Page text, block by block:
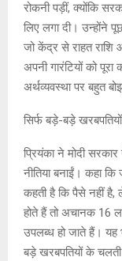
रोकनी पड़ीं, क्योंकि
लिए लगा दी। उन्होंने
जो केंद्र से राहत राशि
अपनी गारंटियों को
अर्थव्यवस्था पर बहुत
सिर्फ बड़े-बड़े
प्रियंका ने मोदी
नीतिया बनाईं। कहा
कहती है कि पैसे नहीं
होते हैं तो अचानक 16
उपलब्ध हो जाते हैं। यह
बड़े खरबपतियों के